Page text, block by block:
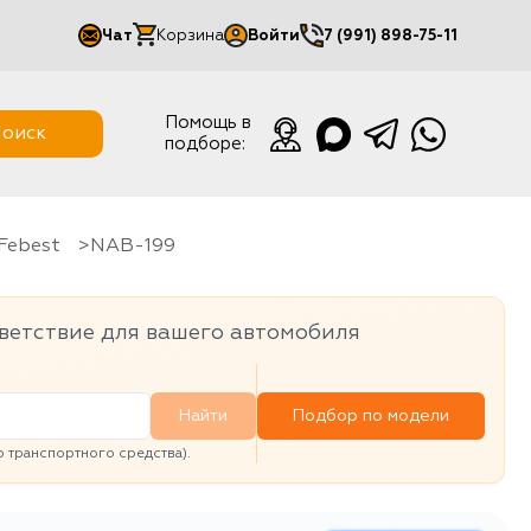
Чат Корзина Войти
Мой кабинет
7 (991) 898-75-11
Помощь в
подборе:
Febest NAB-199
для вашего автомобиля
Найти
средства).
Подбор по модели